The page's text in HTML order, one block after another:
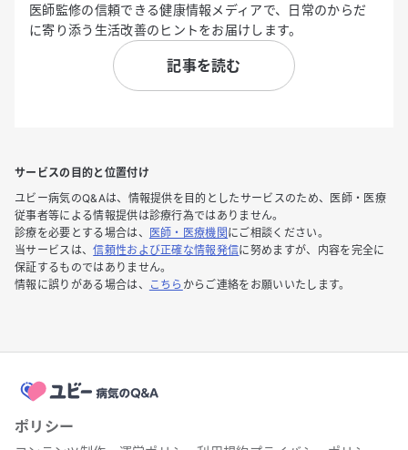
医師監修の信頼できる健康情報メディアで、日常のからだ
に寄り添う生活改善のヒントをお届けします。
記事を読む
サービスの目的と位置付け
ユビー病気のQ&Aは、情報提供を目的としたサービスのため、医師・医療
従事者等による情報提供は診療行為ではありません。
診療を必要とする場合は、
医師・医療機関 にご相談ください。
当サービスは、信頼性および正確な情報発信に努めますが、内容を完全に
保証するものではありません。
情報に誤りがある場合は、
こちら からご連絡をお願いいたします。
ポリシー